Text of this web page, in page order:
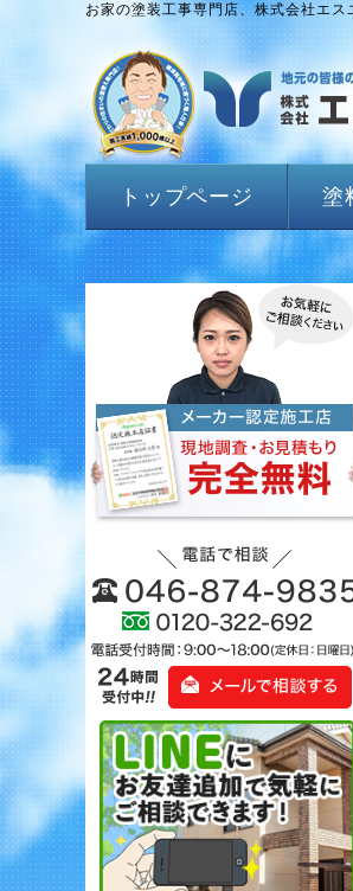
お家の塗装工事専門店、株式会社エス
トップページ 塗